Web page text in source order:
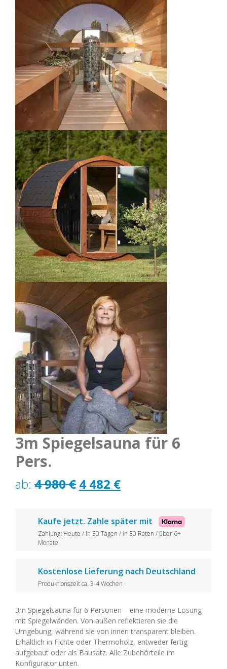
3m Spiegelsauna für 6
Pers.
ab: 4 980€ Ursprünglicher
war:
4
4 482 €Aktueller
ist:
4
Kaufe jetzt. Zahle später mit
Zahlung: Heute / In 30 Tagen / in 30 Raten / über 6+
Monate
Kostenlose Lieferung nach Deutschland
Produktionszeit ca. 3-4 Wochen
3m Spiegelsauna für 6 Personen – eine moderne Lösung
mit Spiegelwänden. Von außen reflektieren sie die
Umgebung, während sie von innen transparent bleiben.
Erhältlich in Fichte oder Thermoholz, entweder fertig
aufgebaut oder als Bausatz. Alle Zubehörteile im
Konfigurator unten.